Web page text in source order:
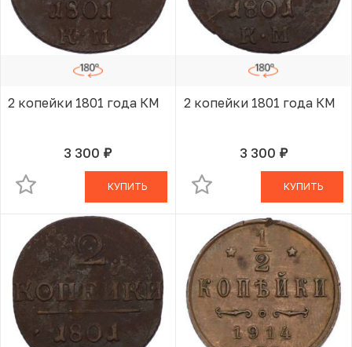
2 копейки 1801 года КМ
3 300 руб.
В КОРЗИНЕ
КУПИТЬ
2 копейки 1801 года КМ
3 300 руб.
В КОРЗИНЕ
КУПИТЬ